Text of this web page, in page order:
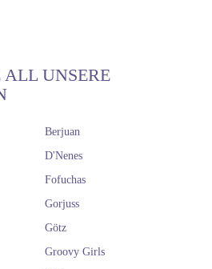
Charme japanischer Mode
Outfits. Kleidung und Schuhe
das diese Puppen herstellt, heißt Hunter
UNSERE
Berjuan
D'Nenes
Fofuchas
Gorjuss
Götz
Groovy Girls